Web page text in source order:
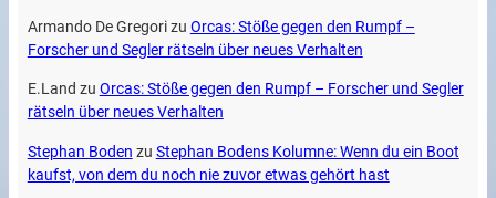
Armando De Gregorizu Orcas: Stöße gegen den Rumpf –
Forscher und Segler rätseln über neues Verhalten
E.Land zu Orcas: Stöße gegen den Rumpf – Forscher und Segler
rätseln über neues Verhalten
Stephan Boden zu Stephan Bodens Kolumne: Wenn du ein Boot
kaufst, von dem du noch nie zuvor etwas gehört hast